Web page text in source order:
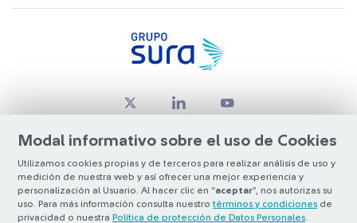
Modal informativo sobre el uso de Cookies
Utilizamos cookies propias y de terceros para realizar análisis de uso y
medición de nuestra web y así ofrecer una mejor experiencia y
personalización al Usuario. Al hacer clic en “aceptar”, nos autorizas su
uso. Para más información consulta nuestro términos y condiciones de
privacidad o nuestra Política de protección de Datos Personales
© Copyright Grupo SURA 2026